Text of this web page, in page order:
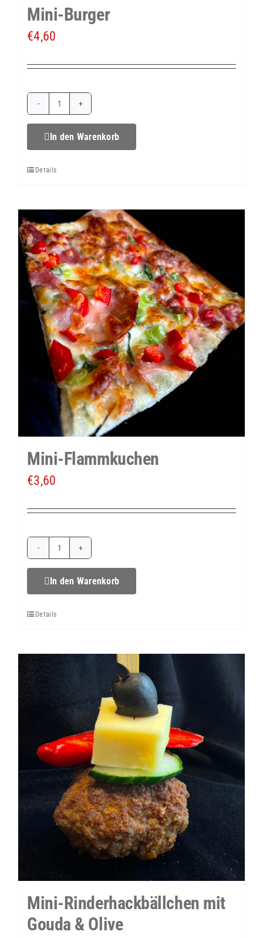
Mini-Burger
€4,60
Mini-
Burger
In den Warenkorb
Details
Mini-Flammkuchen
€3,60
Mini-
Flammkuchen
In den Warenkorb
Details
Mini-Rinderhackbällchen mit
Gouda & Olive